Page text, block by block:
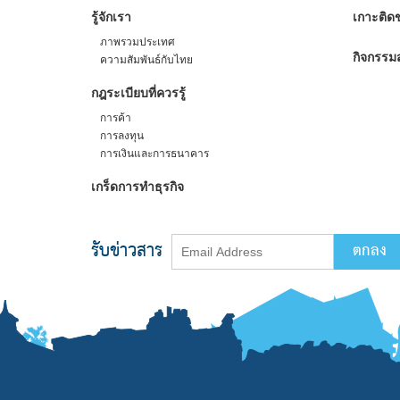
รู้จักเรา
ภาพรวมประเทศ
ความสัมพันธ์กับไทย
กฎระเบียบที่ควรรู้
การค้า
การลงทุน
การเงินและการธนาคาร
เกร็ดการทำธุรกิจ
เกาะติด
กิจกรร
รับข่าวสาร